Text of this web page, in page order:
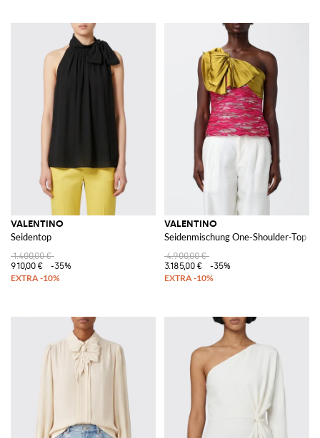
VALENTINO
Seidentop
1.400,00 €
910,00 €
-35%
VALENTINO
Seidenmischung One-Shoulder-Top
4.900,00 €
3.185,00 €
-35%